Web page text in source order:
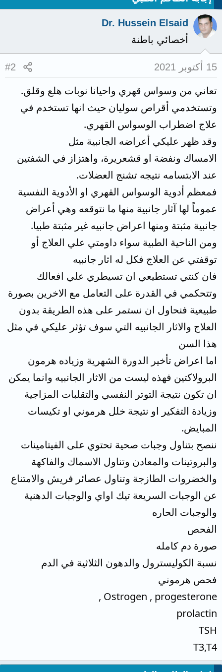
Dr. Hussein Elsaid
أخصائي باطنة
15 أكتوبر 2021 #2
تعاني من وسواس قهري واحيانا نوبات هلع وقلق.
وتستخدمي أقراص سوليان حيث انها تستخدم في
علاج اضطراب الوسواس القهري.
وقد ظهر عليكي أعراضه الجانبية مثل
الامساك ونفضة او قشعريرة، واهتزاز في الشفتين
عند الابتسامه نتيجه تشنج العضلات.
فمعظم أدوية الوسواس القهري او الأدوية النفسية
عموماً لها آثار جانبية منها ما نتوقعه وهي أعراض
جانبية مثبتة ومنها اعراض جانبيه غير مثبتة طبيا.
ومن الناحية الطبية سواء داومتي علي العلاج أو
توقفتي عن العلاج فكل له اثار جانبيه
فان كنتي تستطيعي ان تسيطري علي افعالك
وتتحكمي في القدرة على التعامل مع الاخرين بصورة
طبيعية فنحاول ان نستمر على هذه الطريقة بدون
العلاج والاثار الجانبيه التي سوف تؤثر عليكي في مثل
هذا السن
اما اعراض تأخير الدورة الشهرية وزياده هرمون
البرولاكتين فهذه ليست من الاثار الجانبيه وانما يمكن
ان تكون نتيجة التوتر النفسي والتقلبات المزاجية
وزيادة التفكير او نتيجة خلل هرموني او تكيسات
المبايض.
ننصح بتناول وجبات صحية تحتوي على الفيتامينات
والبروتينات والمعادن وتناول الاسماك والفاكهة
والخضروات الطازجة وتناول عصائر فريش والامتناع
عن الوجبات السريعة تيك اواي والوجبات الدهنية
والوجبات الحاره
الفحص
صورة دم كامله
نسبة الكوليسترول والدهون الثلاثية في الدم
فحص هرموني
Ostrogen , progesterone ,
prolactin
TSH
T3,T4